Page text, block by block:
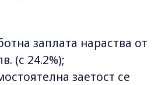
заплата нараства от
(с 24.2%);
заетост се